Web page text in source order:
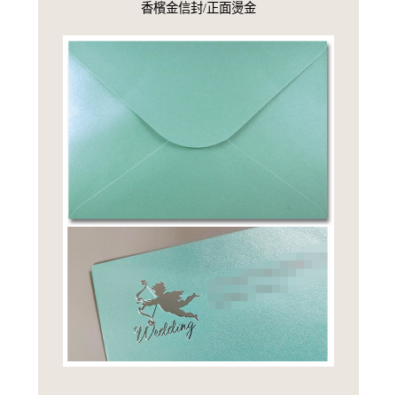
香檳金信封/正面燙金